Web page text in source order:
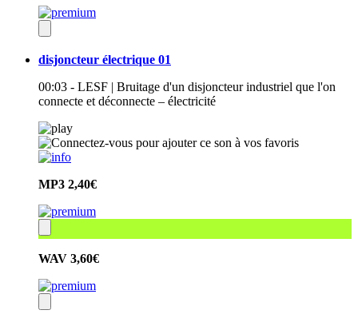
disjoncteur électrique 01
00:03 - LESF | Bruitage d'un disjoncteur industriel que l'on
connecte et déconnecte – électricité
MP3 2,40€
WAV 3,60€